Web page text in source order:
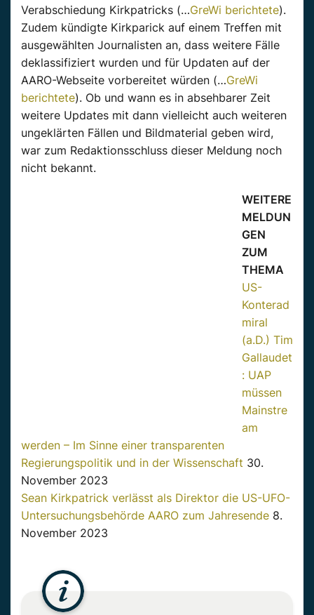
Verabschiedung Kirkpatricks (…GreWi berichtete).
Zudem kündigte Kirkparick auf einem Treffen mit
ausgewählten Journalisten an, dass weitere Fälle
deklassifiziert wurden und für Updaten auf der
AARO-Webseite vorbereitet würden (…GreWi
berichtete). Ob und wann es in absehbarer Zeit
weitere Updates mit dann vielleicht auch weiteren
ungeklärten Fällen und Bildmaterial geben wird,
war zum Redaktionsschluss dieser Meldung noch
nicht bekannt.
WEITERE
MELDUN
GEN
ZUM
THEMA
US-
Konterad
miral
(a.D.) Tim
Gallaudet
: UAP
müssen
Mainstre
am
werden – Im Sinne einer transparenten
Regierungspolitik und in der Wissenschaft 30.
November 2023
Sean Kirkpatrick verlässt als Direktor die US-UFO-
Untersuchungsbehörde AARO zum Jahresende 8.
November 2023